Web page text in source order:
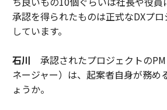
承認を得られたものは正式なDXプ
しています。
石川 承認されたプロジェクトの
ネージャー）は、起案者自身が務め
ょうか。